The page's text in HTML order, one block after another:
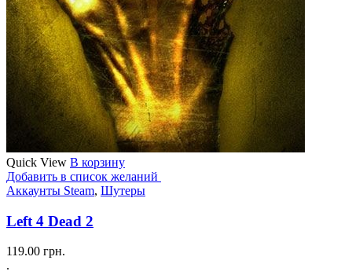
Quick View В корзину
Добавить в список желаний
Аккаунты Steam, Шутеры
Left 4 Dead 2
119.00 грн.
.